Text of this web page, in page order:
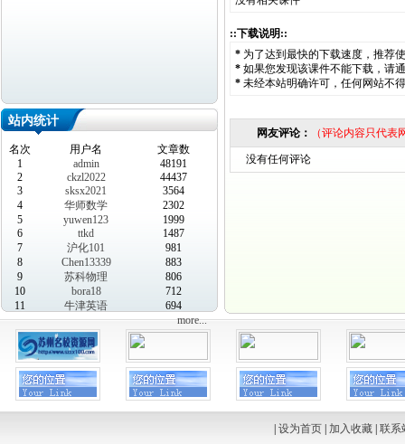
站内统计
名次 用户名
文章数
1
admin
48191
2
ckzl2022
44437
3
sksx2021
3564
4
华师数学
2302
5
yuwen123
1999
6
ttkd
1487
7
沪化101
981
8
Chen13339
883
9
苏科物理
806
10
bora18
712
11
牛津英语
694
more...
::下载说明::
* 为了达到最快的下载速度，推荐
* 如果您发现该课件不能下载，请
* 未经本站明确许可，任何网站不
网友评论： （评论内容只代
没有任何评论
设为首页| 加入收藏| 联系